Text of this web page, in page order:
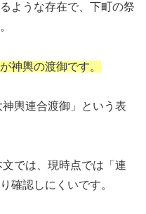
ような存在で、下町の祭
神輿の渡御です。
輿連合渡御」という表
では、現時点では「連
確認しにくいです。